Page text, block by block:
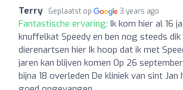
Terry Geplaatst op 3 years ago
Fantastische ervaring: Ik kom hier al 16
knuffelkat Speedy en ben nog steeds
dierenartsen hier Ik hoop dat ik met
jaren kan blijven komen Op 26
bijna 18 overleden De kliniek van sint